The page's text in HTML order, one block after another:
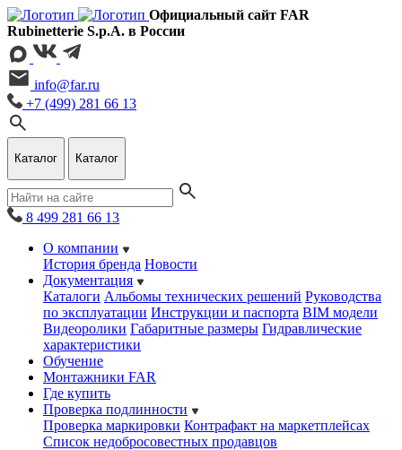
Официальный сайт FAR
Rubinetterie S.p.A. в России
info@far.ru
+7 (499) 281 66 13
Каталог Каталог
8 499 281 66 13
О компании
История бренда Новости
Документация
Каталоги Альбомы технических решений Руководства
по эксплуатации Инструкции и паспорта BIM модели
Видеоролики Габаритные размеры Гидравлические
характеристики
Обучение
Монтажники FAR
Где купить
Проверка подлинности
Проверка маркировки Контрафакт на маркетплейсах
Cписок недобросовестных продавцов